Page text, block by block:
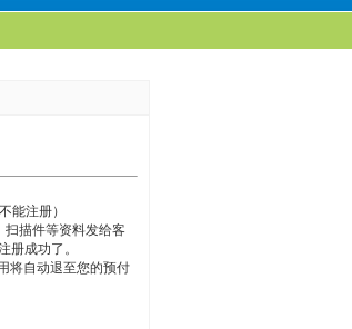
能注册）
扫描件等资料发给客
册成功了。
将自动退至您的预付